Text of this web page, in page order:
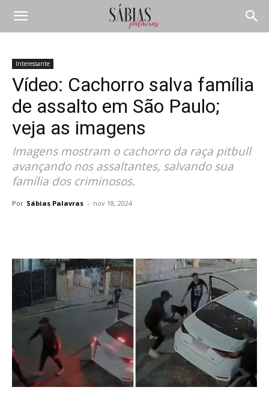
Interessante
Vídeo: Cachorro salva família
de assalto em São Paulo;
veja as imagens
Imagens mostram o cachorro da raça pitbull
avançando nos assaltantes, salvando sua
família dos criminosos.
Por Sábias Palavras - nov 18, 2024